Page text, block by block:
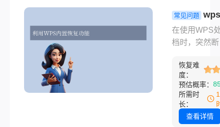
率可以恢复
文件没保存
复呢？本文
介绍6种常用
法，从软件
能到专业工
你轻松找回
文件！
常见问题
存关闭了怎
复数据？7
在使用WPS
档时，突然
关闭未保存
常导致心血
WPS内置了
据保护机制
操作得当，
恢复难
度：
预估概率：
所需时
长：
查看详情